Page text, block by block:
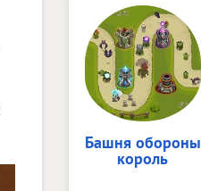
Башня обороны
король